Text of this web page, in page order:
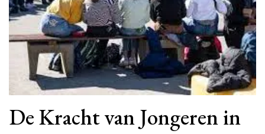
De Kracht van Jongeren in